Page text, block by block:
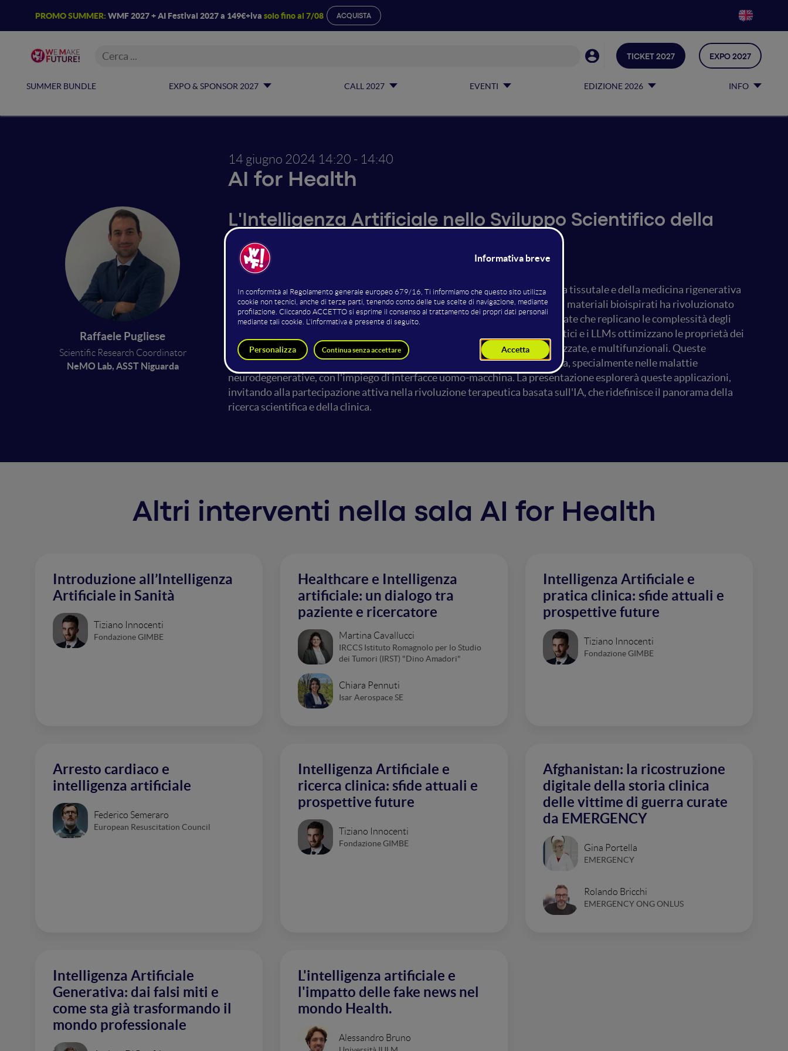
PROMO SUMMER: WMF 2027 + AI Festival 2027 a 149€+iva solo fino al 7/08 ACQUISTA
SUMMER BUNDLE EXPO & SPONSOR 2027 CALL 2027 EVENTI EDIZIONE 2026 INFO
TICKET 2027 EXPO 2027
Raffaele Pugliese
Scientific Research Coordinator
NeMO Lab, ASST Niguarda
14 giugno 2024 14:20 - 14:40
AI for Health
L'Intelligenza Artificiale nello Sviluppo Scientifico della
Medicina Rigenerativa
Il rapido sviluppo dell'Intelligenza Artificiale (IA) nel settore dell'ingegneria tissutale e della medicina rigenerativa
promette soluzioni innovative. L'integrazione dell'IA nella progettazione di materiali bioispirati ha rivoluzionato
l'ingegneria biomedica, accelerando lo sviluppo di strutture tissutali avanzate che replicano le complessità degli
organi e dei tessuti. Le tecniche generative come le GAN, gli algoritmi genetici e i LLMs ottimizzano le proprietà dei
materiali, creando strutture bioispirate con proprietà adattabili, personalizzate, e multifunzionali. Queste
innovazioni hanno il potenziale per trasformare la ricerca e la pratica clinica, specialmente nelle malattie
neurodegenerative, con l'impiego di interfacce uomo-macchina. La presentazione esplorerà queste applicazioni,
invitando alla partecipazione attiva nella rivoluzione terapeutica basata sull'IA, che ridefinisce il panorama della
ricerca scientifica e della clinica.
Altri interventi nella sala AI for Health
Introduzione all’Intelligenza
Artificiale in Sanità
Tiziano Innocenti
Fondazione GIMBE
Healthcare e Intelligenza
artificiale: un dialogo tra
paziente e ricercatore
Martina Cavallucci
IRCCS Istituto Romagnolo per lo Studio
dei Tumori (IRST) "Dino Amadori"
Chiara Pennuti
Isar Aerospace SE
Intelligenza Artificiale e
pratica clinica: sfide attuali e
prospettive future
Tiziano Innocenti
Fondazione GIMBE
Arresto cardiaco e
intelligenza artificiale
Federico Semeraro
European Resuscitation Council
Intelligenza Artificiale e
ricerca clinica: sfide attuali e
prospettive future
Tiziano Innocenti
Fondazione GIMBE
Afghanistan: la ricostruzione
digitale della storia clinica
delle vittime di guerra curate
da EMERGENCY
Gina Portella
EMERGENCY
Rolando Bricchi
EMERGENCY ONG ONLUS
Intelligenza Artificiale
Generativa: dai falsi miti e
come sta già trasformando il
mondo professionale
L'intelligenza artificiale e
l'impatto delle fake news nel
mondo Health.
Alessandro Bruno